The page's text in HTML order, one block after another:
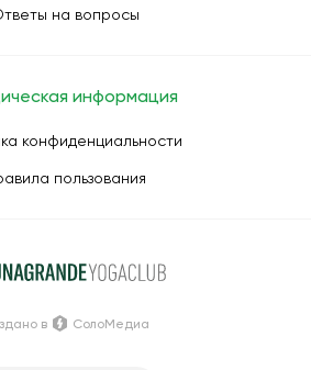
на вопросы
информация
конфиденциальности
пользования
в СолоМедиа